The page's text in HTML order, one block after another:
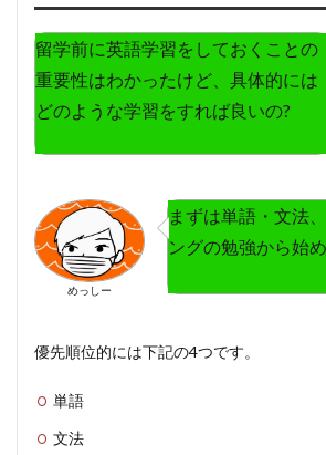
留学前に英語学習をしておくことの
重要性はわかったけど、具体的には
どのような学習をすれば良いの?
めっしー
まずは単語・文法
ングの勉強から始
優先順位的には下記の4つです。
単語
文法